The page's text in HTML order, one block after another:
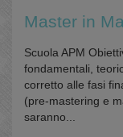
Master in
Scuola APM
fondamentali,
corretto alle fasi
(pre-mastering e
saranno...